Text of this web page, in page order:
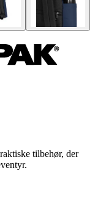
tilbehør, der